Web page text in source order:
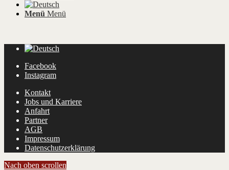
Menü Menü
Facebook
Instagram
Kontakt
Jobs und Karriere
Anfahrt
Partner
AGB
Impressum
Datenschutzerklärung
Nach oben scrollen